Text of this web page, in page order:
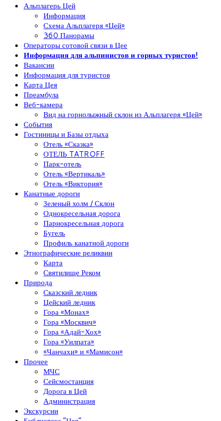
Альплагерь Цей
Информация
Схема Альплагеря «Цей»
360 Панорамы
Операторы сотовой связи в Цее
Информация для альпинистов и горных туристов!
Вакансии
Информация для туристов
Карта Цея
Преамбула
Веб-камера
Вид на горнолыжный склон из Альплагеря «Цей»
События
Гостиницы и Базы отдыха
Отель «Сказка»
ОТЕЛЬ TATROFF
Парк-отель
Отель «Вертикаль»
Отель «Виктория»
Канатные дороги
Зеленый холм / Склон
Однокресельная дорога
Парнокресельная дорога
Бугель
Профиль канатной дороги
Этнографические реликвии
Карта
Святилище Реком
Природа
Сказский ледник
Цейский ледник
Гора «Монах»
Гора «Москвич»
Гора «Адай-Хох»
Гора «Уилпата»
«Чанчахи» и «Мамисон»
Прочее
МЧС
Сейсмостанция
Дорога в Цей
Администрация
Экскурсии